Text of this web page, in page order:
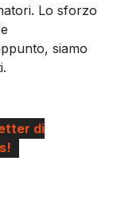
Lo sforzo
siamo
di